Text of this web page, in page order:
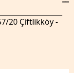
20 Çiftlikköy -